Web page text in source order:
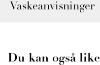
Vaskeanvisninger
Du kan også like